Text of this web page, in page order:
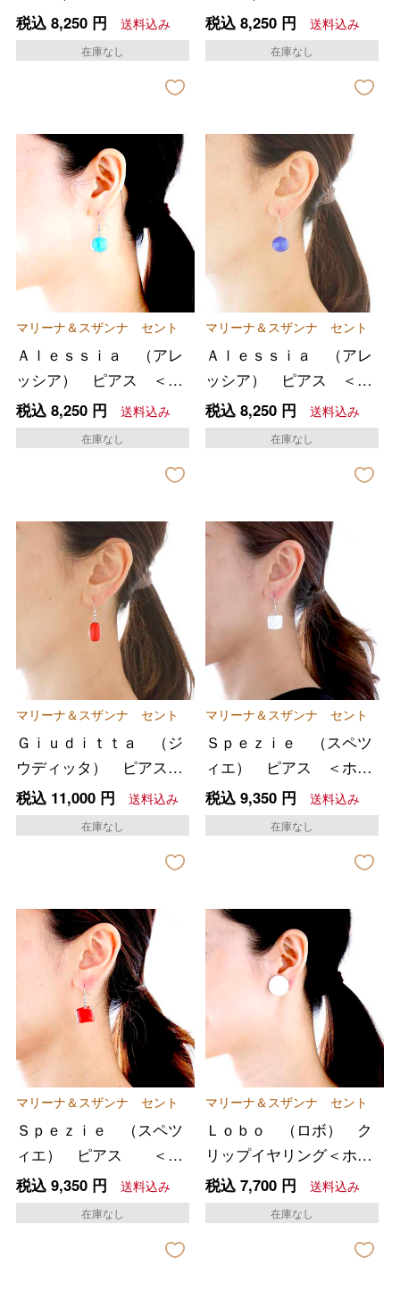
イボリー＞
税込 8,250円 送料込み
在庫なし
レー＞
税込 8,250円 送料込み
在庫なし
マリーナ＆スザンナ セント
Ａｌｅｓｓｉａ （アレ
ッシア） ピアス ＜タ
ーコイズブルー＞
税込 8,250円 送料込み
在庫なし
マリーナ＆スザンナ セント
Ａｌｅｓｓｉａ （アレ
ッシア） ピアス ＜ブ
ルー＞
税込 8,250円 送料込み
在庫なし
マリーナ＆スザンナ セント
Ｇｉｕｄｉｔｔａ （ジ
ウディッタ） ピアス
＜レッド＞
税込 11,000円 送料込み
在庫なし
マリーナ＆スザンナ セント
Ｓｐｅｚｉｅ （スペツ
ィエ） ピアス ＜ホワ
イト＞
税込 9,350円 送料込み
在庫なし
マリーナ＆スザンナ セント
Ｓｐｅｚｉｅ （スペツ
ィエ） ピアス ＜レ
ッド＞
税込 9,350円 送料込み
在庫なし
マリーナ＆スザンナ セント
Ｌｏｂｏ （ロボ） ク
リップイヤリング＜ホワ
イト＞
税込 7,700円 送料込み
在庫なし